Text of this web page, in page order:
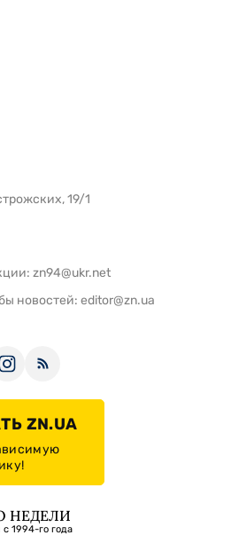
19/1
zn94@ukr.net
новостей: editor@zn.ua
ZN.UA
НЕДЕЛИ
1994-го года